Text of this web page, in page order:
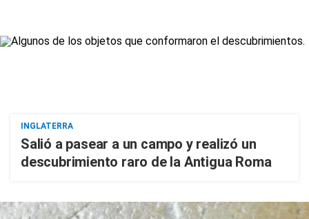
INGLATERRA
Salió a pasear a un campo y realizó un
descubrimiento raro de la Antigua Roma